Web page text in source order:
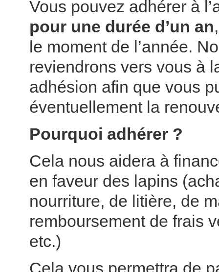
Vous pouvez adhérer à
pour une durée d’un an
le moment de l’année.
reviendrons vers vous à
adhésion afin que vous
éventuellement la
Pourquoi adhérer ?
Cela nous aidera à
en faveur des lapins
nourriture, de litière, de
remboursement de frais
etc.)
Cela vous permettra de